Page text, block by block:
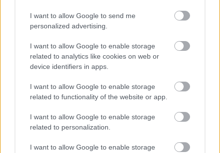
I want to allow Google to send me
personalized advertising.
I want to allow Google to enable storage
related to analytics like cookies on web or
device identifiers in apps.
I want to allow Google to enable storage
related to functionality of the website or app.
I want to allow Google to enable storage
related to personalization.
I want to allow Google to enable storage
Harry Potter Irodalom Könyv
ERDŐ VAN IDEBENN: TÓTH MARCSI AZ ÚJ
MARGÓ-DÍJAS